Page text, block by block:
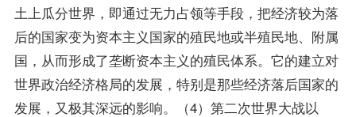
土上瓜分世界，即通过无力占领等手段，把经济较为落
后的国家变为资本主义国家的殖民地或半殖民地、附属
国，从而形成了垄断资本主义的殖民体系。它的建立对
世界政治经济格局的发展，特别是那些经济落后国家的
发展，又极其深远的影响。（4）第二次世界大战以